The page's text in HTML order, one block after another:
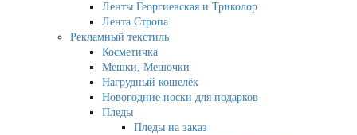
Ленты Георгиевская и Триколор
Лента Стропа
Рекламный текстиль
Косметичка
Мешки, Мешочки
Нагрудный кошелёк
Новогодние носки для подарков
Пледы
Пледы на заказ